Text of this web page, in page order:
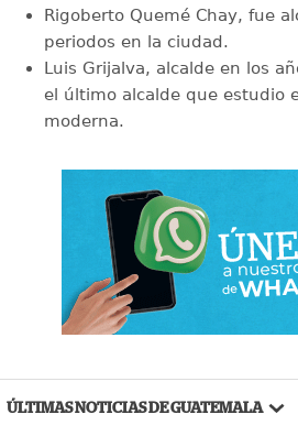
Rigoberto Quemé Chay, fue
periodos en la ciudad.
Luis Grijalva, alcalde en los
el último alcalde que estudio
moderna.
ÚLTIMAS NOTICIAS DE GUATEMALA